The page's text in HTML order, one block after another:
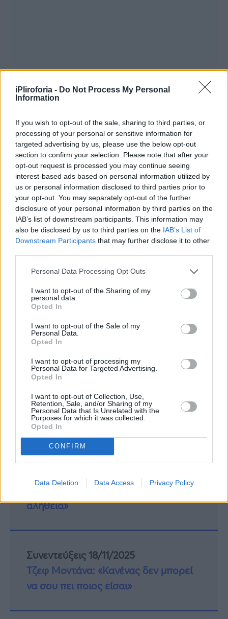
iPliroforia - Do Not Process My Personal
Information
If you wish to opt-out of the sale, sharing to third parties, or
processing of your personal or sensitive information for
targeted advertising by us, please use the below opt-out
section to confirm your selection. Please note that after your
opt-out request is processed you may continue seeing
interest-based ads based on personal information utilized by
us or personal information disclosed to third parties prior to
your opt-out. You may separately opt-out of the further
disclosure of your personal information by third parties on the
IAB’s list of downstream participants. This information may
also be disclosed by us to third parties on the IAB’s List of
Downstream Participants that may further disclose it to other
Personal Data Processing Opt Outs
I want to opt-out of the Sharing of my
personal data.
Opted In
I want to opt-out of the Sale of my
Personal Data.
Opted In
I want to opt-out of processing my
Personal Data for Targeted Advertising.
Opted In
I want to opt-out of Collection, Use,
Retention, Sale, and/or Sharing of my
Personal Data that Is Unrelated with the
Purposes for which it was collected.
Opted In
CONFIRM
Data Deletion Data Access Privacy Policy
Για την κατάσβεση της κινητοποιήθηκαν 50
πυροσβέστες με 1 ομάδα πεζοπόρο της 4ης
ελικόπτερο.
Φθιώτιδα: Μεγάλη φωτιά τώρα
Η φωτιά καίει σε αγροτοδασική περιοχή
όπως αναφέρει η Πυροσβεστική.
#Πυρκαγιά σε αγροτοδασική έκταση στην
περιοχή Κοκκινόβραχος Φθιώτιδας.
Κινητοποιήθηκαν 50 #πυροσβέστες με 1
ομάδα πεζοπόρο της 4ης ΕΜΟΔΕ, 19
οχήματα, 6 Α/Φ και 1 Ε/Π.
Περισσότερες
Δήμητρα Δερζέκου: «Λέω τη δική μου
αλήθεια»
Συνεντεύξεις 18/11/2025
Τζεφ Μοντάνα: «Κανένας δεν μπορεί
να σου πει ποιος είσαι»